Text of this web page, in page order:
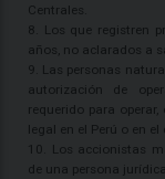
Centrales.
8. Los que registren
años, no aclarados a
9. Las personas
autorización de
requerido para
legal en el Perú o en el
10. Los accionistas
de una persona